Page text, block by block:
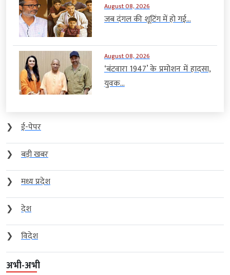
August 08, 2026
जब दंगल की शूटिंग में हो गई...
August 08, 2026
‘बंटवारा 1947’ के प्रमोशन में हादसा,
युवक...
❯
ई-पेपर
❯
बड़ी खबर
❯
मध्य प्रदेश
❯
देश
❯
विदेश
अभी-अभी